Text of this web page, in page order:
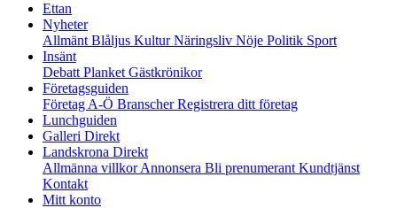
Ettan
Nyheter
Allmänt Blåljus KulturNäringsliv Nöje Politik Sport
Insänt
Debatt Planket Gästkrönikor
Företagsguiden
Företag A-Ö BranscherRegistrera ditt företag
Lunchguiden
Galleri Direkt
Landskrona Direkt
Allmänna villkorAnnonsera Bli prenumerant Kundtjänst
Kontakt
Mitt konto